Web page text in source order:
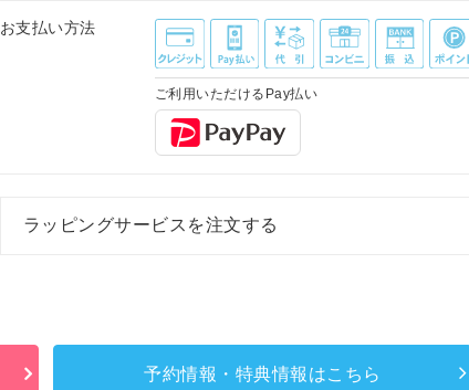
お支払い方法
ご利用いただけるPay払い
ラッピングサービスを注文する
予約情報・特典情報はこちら